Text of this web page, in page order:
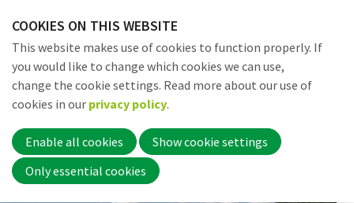
links
Jump
to
navigation
to
main
content
COOKIES ON THIS WEBSITE
This website makes use of cookies to function properly. If
you would like to change which cookies we can use,
change the cookie settings. Read more about our use of
cookies in our privacy policy.
Enable all cookies
Show cookie settings
Only essential cookies